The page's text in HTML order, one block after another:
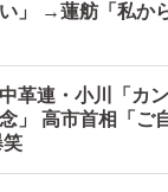
」 →蓮舫「私か
中革連・小川「カ
」 高市首相「ご
笑